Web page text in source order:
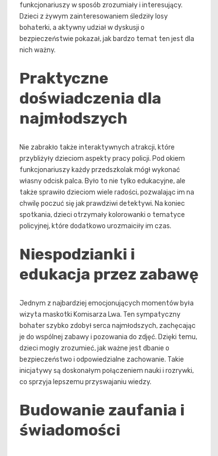
funkcjonariuszy w sposób zrozumiały i interesujący.
Dzieci z żywym zainteresowaniem śledziły losy
bohaterki, a aktywny udział w dyskusji o
bezpieczeństwie pokazał, jak bardzo temat ten jest dla
nich ważny.
Praktyczne
doświadczenia dla
najmłodszych
Nie zabrakło także interaktywnych atrakcji, które
przybliżyły dzieciom aspekty pracy policji. Pod okiem
funkcjonariuszy każdy przedszkolak mógł wykonać
własny odcisk palca. Było to nie tylko edukacyjne, ale
także sprawiło dzieciom wiele radości, pozwalając im na
chwilę poczuć się jak prawdziwi detektywi. Na koniec
spotkania, dzieci otrzymały kolorowanki o tematyce
policyjnej, które dodatkowo urozmaiciły im czas.
Niespodzianki i
edukacja przez zabawę
Jednym z najbardziej emocjonujących momentów była
wizyta maskotki Komisarza Lwa. Ten sympatyczny
bohater szybko zdobył serca najmłodszych, zachęcając
je do wspólnej zabawy i pozowania do zdjęć. Dzięki temu,
dzieci mogły zrozumieć, jak ważne jest dbanie o
bezpieczeństwo i odpowiedzialne zachowanie. Takie
inicjatywy są doskonałym połączeniem nauki i rozrywki,
co sprzyja lepszemu przyswajaniu wiedzy.
Budowanie zaufania i
świadomości